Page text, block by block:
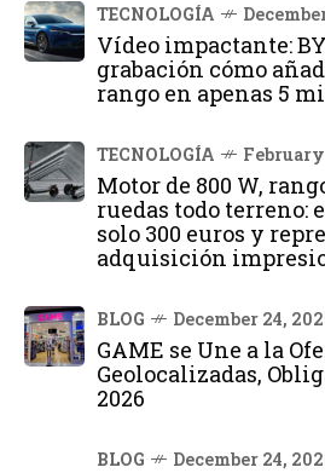
TECNOLOGÍA
Vídeo impactante:
grabación cómo
rango en apenas 5
TECNOLOGÍA
Motor de 800 W,
ruedas todo terreno:
solo 300 euros y
adquisición
BLOG December 24,
GAME se Une a la
Geolocalizadas,
2026
BLOG December 24,